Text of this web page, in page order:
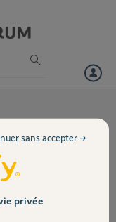
privée
sans accepter →